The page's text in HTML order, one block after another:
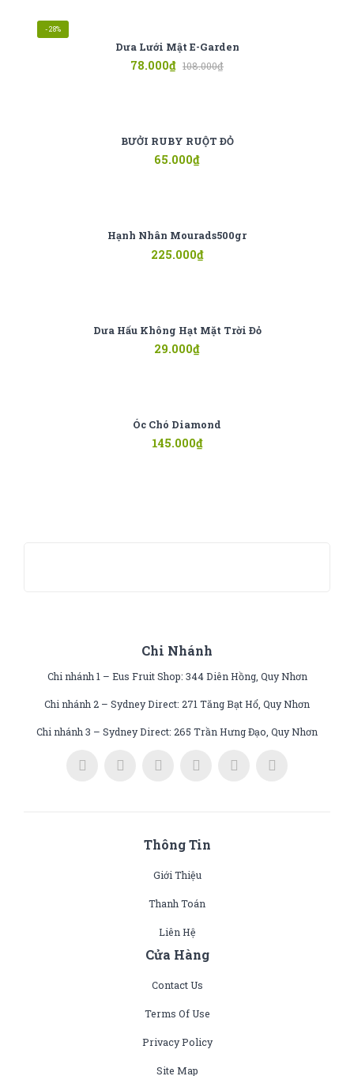
-28%
Dưa Lưới Mật E-Garden
108.000₫
78.000₫
BƯỞI RUBY RUỘT ĐỎ
65.000₫
Hạnh Nhân Mourads500gr
225.000₫
Dưa Hấu Không Hạt Mặt Trời Đỏ
29.000₫
Óc Chó Diamond
145.000₫
Chi Nhánh
Chi nhánh 1 – Eus Fruit Shop: 344 Diên Hồng, Quy Nhơn
Chi nhánh 2 – Sydney Direct: 271 Tăng Bạt Hổ, Quy Nhơn
Chi nhánh 3 – Sydney Direct: 265 Trần Hưng Đạo, Quy Nhơn
Thông Tin
Giới Thiệu
Thanh Toán
Liên Hệ
Cửa Hàng
Contact Us
Terms Of Use
Privacy Policy
Site Map